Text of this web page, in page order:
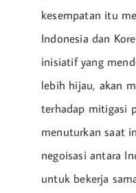
kesempatan itu
Indonesia dan
inisiatif yang
lebih hijau, akan
terhadap mitigasi
menuturkan saat
negoisasi antara
untuk bekerja